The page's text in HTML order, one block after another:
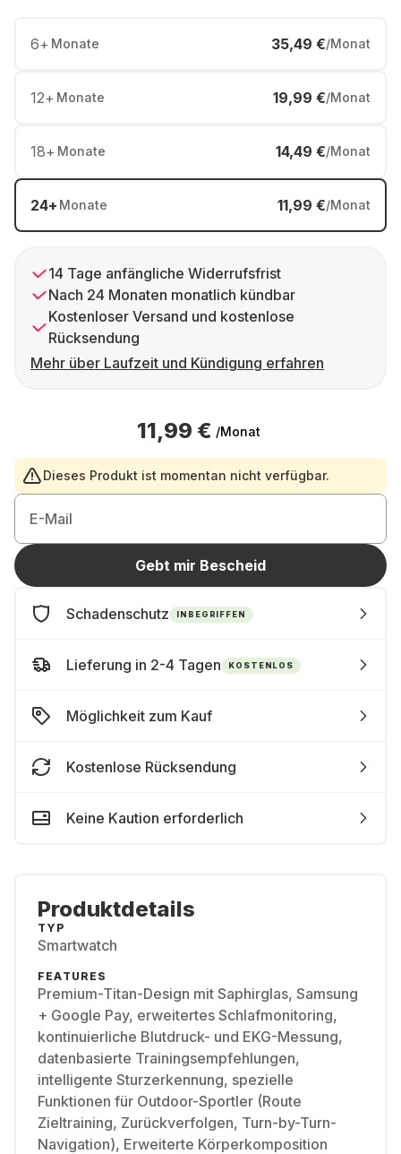
6+ Monate 35,49 €/Monat
12+ Monate 19,99 €/Monat
18+ Monate 14,49 €/Monat
24+ Monate 11,99 €/Monat
14 Tage anfängliche Widerrufsfrist
Nach 24 Monaten monatlich kündbar
Kostenloser Versand und kostenlose
Rücksendung
Mehr über Laufzeit und Kündigung erfahren
11,99 € /Monat
Dieses Produkt ist momentan nicht verfügbar.
E-Mail
Gebt mir Bescheid
Schadenschutz INBEGRIFFEN
Lieferung in 2-4 Tagen KOSTENLOS
Möglichkeit zum Kauf
Kostenlose Rücksendung
Keine Kaution erforderlich
Produktdetails
TYP
Smartwatch
FEATURES
Premium-Titan-Design mit Saphirglas, Samsung
+ Google Pay, erweitertes Schlafmonitoring,
kontinuierliche Blutdruck- und EKG-Messung,
datenbasierte Trainingsempfehlungen,
intelligente Sturzerkennung, spezielle
Funktionen für Outdoor-Sportler (Route
Zieltraining, Zurückverfolgen, Turn-by-Turn-
Navigation), Erweiterte Körperkomposition